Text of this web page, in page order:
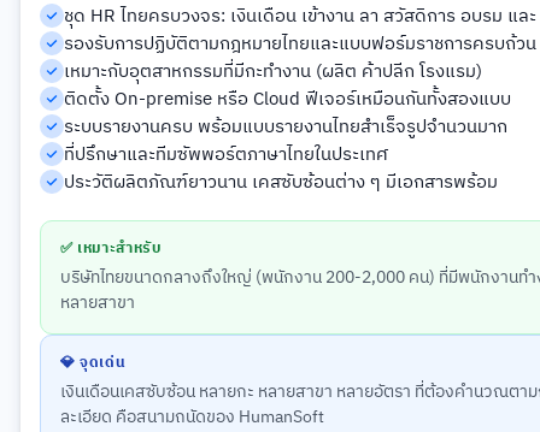
ชุด HR ไทยครบวงจร: เงินเดือน เข้างาน ลา สวัสดิการ อบรม แล
รองรับการปฏิบัติตามกฎหมายไทยและแบบฟอร์มราชการครบถ้วน
เหมาะกับอุตสาหกรรมที่มีกะทำงาน (ผลิต ค้าปลีก โรงแรม)
ติดตั้ง On-premise หรือ Cloud ฟีเจอร์เหมือนกันทั้งสองแบบ
ระบบรายงานครบ พร้อมแบบรายงานไทยสำเร็จรูปจำนวนมาก
ที่ปรึกษาและทีมซัพพอร์ตภาษาไทยในประเทศ
ประวัติผลิตภัณฑ์ยาวนาน เคสซับซ้อนต่าง ๆ มีเอกสารพร้อม
✅ เหมาะสำหรับ
บริษัทไทยขนาดกลางถึงใหญ่ (พนักงาน 200-2,000 คน) ที่มีพนักงานทำ
หลายสาขา
💎 จุดเด่น
เงินเดือนเคสซับซ้อน หลายกะ หลายสาขา หลายอัตรา ที่ต้องคำนวณตา
ละเอียด คือสนามถนัดของ HumanSoft